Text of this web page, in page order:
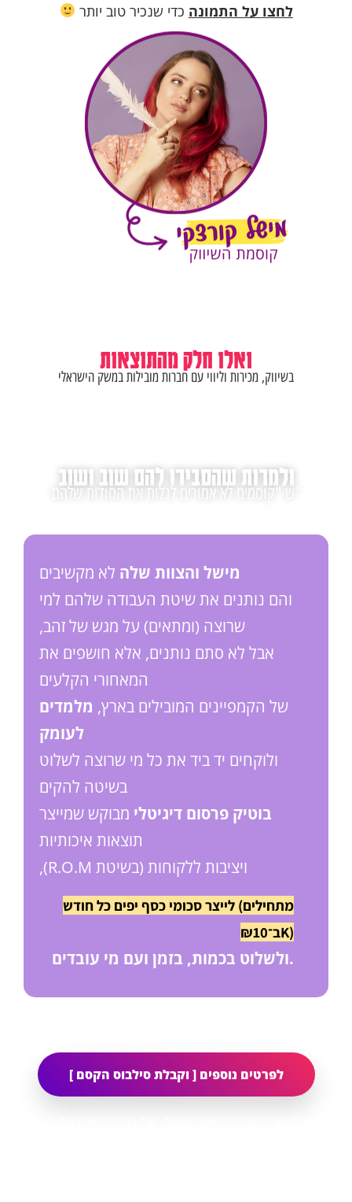
לחצו על התמונה כדי שנכיר טוב יותר
ואלו חלק מהתוצאות
בשיווק, מכירות וליווי עם חברות מובילות במשק הישראלי
MEGIC
ולמרות שהסבירו להם שוב ושוב
מישל והצוות שלה לא מקשיבים
והם נותנים את שיטת העבודה שלהם למי
שרוצה (ומתאים) על מגש של זהב,
אבל לא סתם נותנים, אלא חושפים את
המאחורי הקלעים
של הקמפיינים המובילים בארץ, מלמדים
לעומק
ולוקחים יד ביד את כל מי שרוצה לשלוט
בשיטה להקים
בוטיק פרסום דיגיטלי מבוקש שמייצר
תוצאות איכותיות
ויציבות ללקוחות (בשיטת R.O.M),
לייצר סכומי כסף יפים כל חודש (מתחילים
ב־₪10K)
ולשלוט בכמות, בזמן ועם מי עובדים.
לפרטים נוספים [ וקבלת סילבוס הקסם ]